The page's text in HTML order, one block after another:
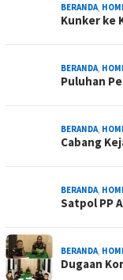
BERANDA,
Kunker ke
BERANDA,
Puluhan
BERANDA,
Cabang
BERANDA,
Satpol PP
BERANDA,
Dugaan